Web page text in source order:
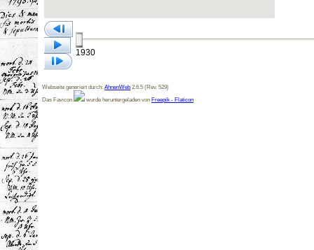
1930
Webseite generiert durch: AhnenWeb 2.6.5 (Rev. 529)
Das Favicon
wurde heruntergeladen von Freepik - Flaticon